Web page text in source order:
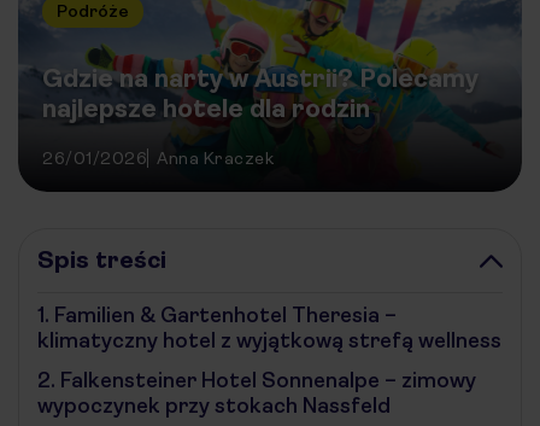
Podróże
Gdzie na narty w Austrii? Polecamy
najlepsze hotele dla rodzin
26/01/2026 Anna Kraczek
Spis treści
1. Familien & Gartenhotel Theresia –
klimatyczny hotel z wyjątkową strefą wellness
2. Falkensteiner Hotel Sonnenalpe – zimowy
wypoczynek przy stokach Nassfeld